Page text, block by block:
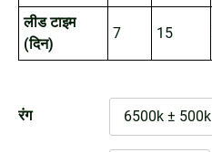
लीड टाइम
(दिन)
7 15
रंग 6500k ± 500k